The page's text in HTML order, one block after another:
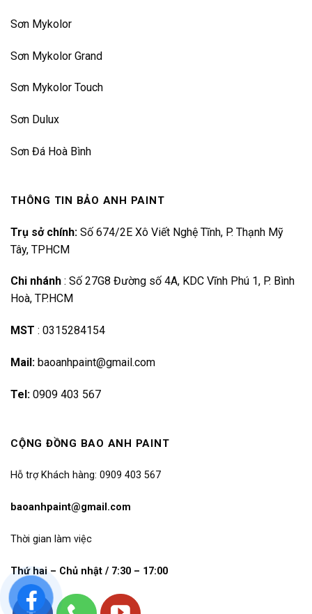
Sơn Mykolor
Sơn Mykolor Grand
Sơn Mykolor Touch
Sơn Dulux
Sơn Đá Hoà Bình
THÔNG TIN BẢO ANH PAINT
Trụ sở chính: Số 674/2E Xô Viết Nghệ Tĩnh, P. Thạnh Mỹ
Tây, TPHCM
Chi nhánh : Số 27G8 Đường số 4A, KDC Vĩnh Phú 1, P. Bình
Hoà, TP.HCM
MST : 0315284154
Mail: baoanhpaint@gmail.com
Tel: 0909 403 567
CỘNG ĐỒNG BAO ANH PAINT
Hỗ trợ Khách hàng: 0909 403 567
baoanhpaint@gmail.com
Thời gian làm việc
Thứ hai – Chủ nhật / 7:30 – 17:00